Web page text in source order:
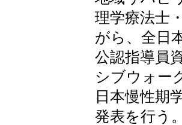
理学療法士
がら、全日
公認指導員
シブウォー
日本慢性期
発表を行う。